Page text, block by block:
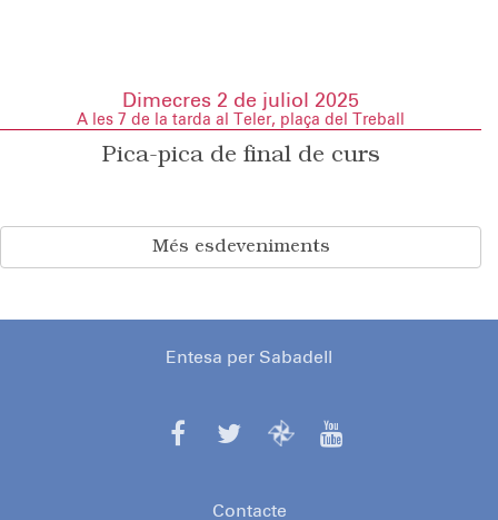
Dimecres 2 de juliol 2025
A les 7 de la tarda al Teler, plaça del Treball
Pica-pica de final de curs
Més esdeveniments
Entesa per Sabadell
Contacte